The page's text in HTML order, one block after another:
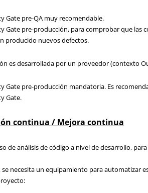
Gate pre-QA muy recomendable.
Gate pre-producción, para comprobar que las
producido nuevos defectos.
es desarrollada por un proveedor (contexto
Gate pre-producción mandatoria. Es
Gate.
continua / Mejora continua
de análisis de código a nivel de desarrollo,
necesita un equipamiento para automatizar